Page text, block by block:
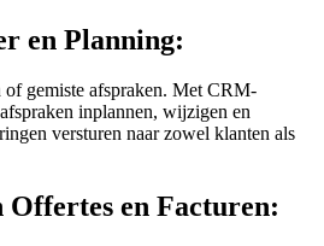
en Planning:
of gemiste afspraken. Met CRM-
inplannen, wijzigen en
versturen naar zowel klanten als
Offertes en Facturen: